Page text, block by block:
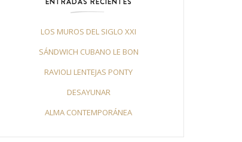
LOS MUROS DEL SIGLO XXI
SÁNDWICH CUBANO LE BON
RAVIOLI LENTEJAS PONTY
DESAYUNAR
ALMA CONTEMPORÁNEA